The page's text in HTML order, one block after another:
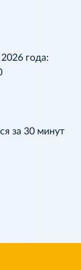
года:
за 30 минут